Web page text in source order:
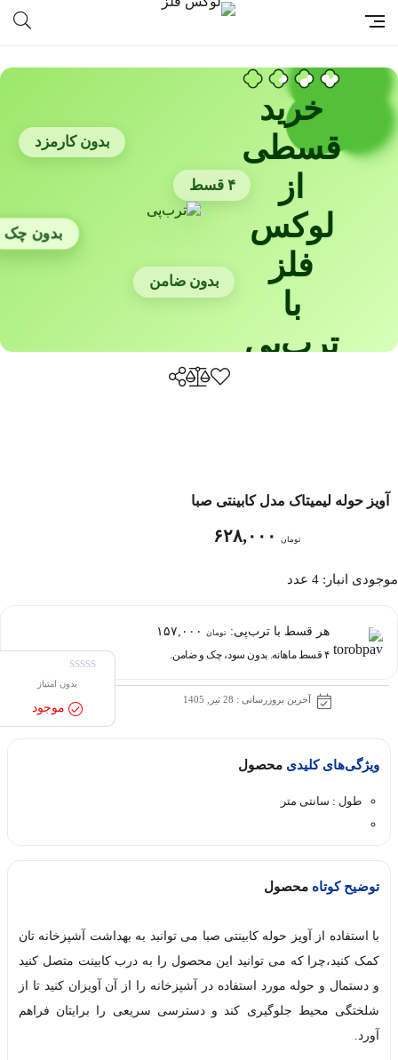
خرید
قسطی
از
لوکس
فلز
با
ترب‌پی
بدون کارمزد
۴ قسط
بدون چک
بدون ضامن
آویز حوله لیمیتاک مدل کابینتی صبا
تومان
موجودی انبار: 4 عدد
هر قسط با ترب‌پی: تومان
۴ قسط ماهانه. بدون سود، چک و ضامن.
آخرین بروزرسانی : 28 تیر, 1405
بدون امتیاز
موجود
ویژگی‌های کلیدی محصول
طول : سانتی متر
توضیح کوتاه محصول
با استفاده از آویز حوله کابینتی صبا می توانبد به بهداشت آشپزخانه تان
کمک کنید،چرا که می توانید این محصول را به درب کابینت متصل کنید
و دستمال و حوله مورد استفاده در آشپزخانه را از آن آویزان کنید تا از
شلختگی محیط جلوگیری کند و دسترسی سریعی را برایتان فراهم
آورد.